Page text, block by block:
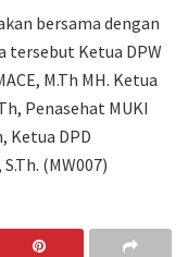
bersama dengan
tersebut Ketua DPW
M.Th MH. Ketua
Penasehat MUKI
Ketua DPD
(MW007)